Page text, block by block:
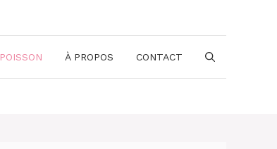
POISSON À PROPOS CONTACT